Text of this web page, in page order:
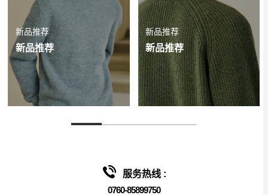
新品推荐
新品推荐
新品推荐
新品推荐
服务热线 :
0760-85899750